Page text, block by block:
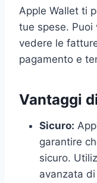
Apple Wallet ti
tue spese. Puoi
vedere le
pagamento e
Vantaggi
Sicuro:
garantire
sicuro.
avanzata